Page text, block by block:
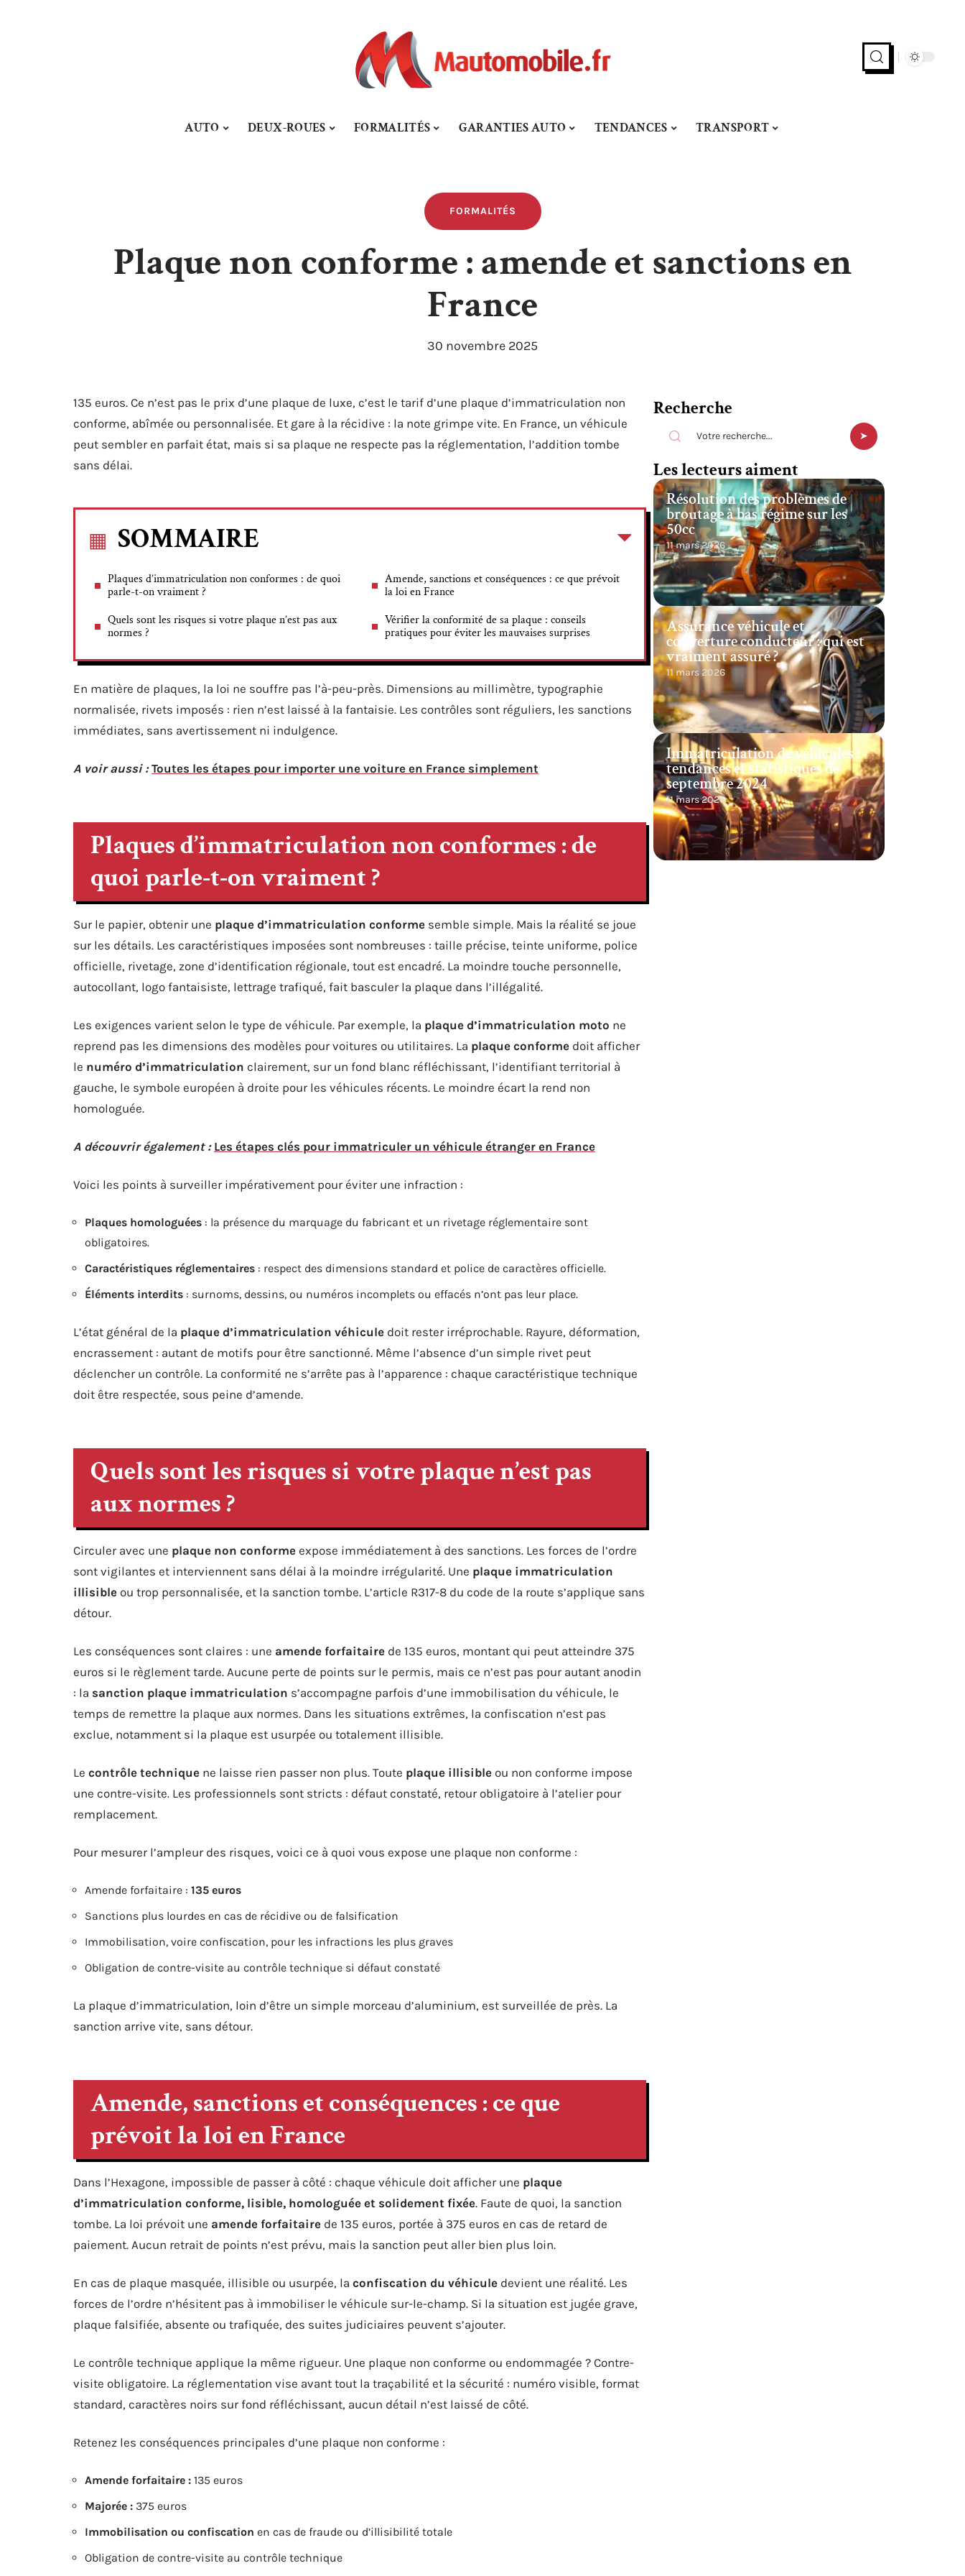
AUTO DEUX-ROUES FORMALITÉS GARANTIES AUTO TENDANCES TRANSPORT
FORMALITÉS
Plaque non conforme : amende et sanctions en
France
30 novembre 2025
135 euros. Ce n’est pas le prix d’une plaque de luxe, c’est le tarif d’une plaque d’immatriculation non
conforme, abîmée ou personnalisée. Et gare à la récidive : la note grimpe vite. En France, un véhicule
peut sembler en parfait état, mais si sa plaque ne respecte pas la réglementation, l’addition tombe
sans délai.
SOMMAIRE
Plaques d’immatriculation non conformes : de quoi
parle-t-on vraiment ?
Quels sont les risques si votre plaque n’est pas aux
normes ?
Amende, sanctions et conséquences : ce que prévoit
la loi en France
Vérifier la conformité de sa plaque : conseils
pratiques pour éviter les mauvaises surprises
En matière de plaques, la loi ne souffre pas l’à-peu-près. Dimensions au millimètre, typographie
normalisée, rivets imposés : rien n’est laissé à la fantaisie. Les contrôles sont réguliers, les sanctions
immédiates, sans avertissement ni indulgence.
A voir aussi : Toutes les étapes pour importer une voiture en France simplement
Plaques d’immatriculation non conformes : de
quoi parle-t-on vraiment ?
Sur le papier, obtenir une plaque d’immatriculation conforme semble simple. Mais la réalité se joue
sur les détails. Les caractéristiques imposées sont nombreuses : taille précise, teinte uniforme, police
officielle, rivetage, zone d’identification régionale, tout est encadré. La moindre touche personnelle,
autocollant, logo fantaisiste, lettrage trafiqué, fait basculer la plaque dans l’illégalité.
Les exigences varient selon le type de véhicule. Par exemple, la plaque d’immatriculation moto ne
reprend pas les dimensions des modèles pour voitures ou utilitaires. La plaque conforme doit afficher
le numéro d’immatriculation clairement, sur un fond blanc réfléchissant, l’identifiant territorial à
gauche, le symbole européen à droite pour les véhicules récents. Le moindre écart la rend non
homologuée.
A découvrir également : Les étapes clés pour immatriculer un véhicule étranger en France
Voici les points à surveiller impérativement pour éviter une infraction :
Plaques homologuées : la présence du marquage du fabricant et un rivetage réglementaire sont
obligatoires.
Caractéristiques réglementaires : respect des dimensions standard et police de caractères officielle.
Éléments interdits : surnoms, dessins, ou numéros incomplets ou effacés n’ont pas leur place.
L’état général de la plaque d’immatriculation véhicule doit rester irréprochable. Rayure, déformation,
encrassement : autant de motifs pour être sanctionné. Même l’absence d’un simple rivet peut
déclencher un contrôle. La conformité ne s’arrête pas à l’apparence : chaque caractéristique technique
doit être respectée, sous peine d’amende.
Quels sont les risques si votre plaque n’est pas
aux normes ?
Circuler avec une plaque non conforme expose immédiatement à des sanctions. Les forces de l’ordre
sont vigilantes et interviennent sans délai à la moindre irrégularité. Une plaque immatriculation
illisible ou trop personnalisée, et la sanction tombe. L’article R317-8 du code de la route s’applique sans
détour.
Les conséquences sont claires : une amende forfaitaire de 135 euros, montant qui peut atteindre 375
euros si le règlement tarde. Aucune perte de points sur le permis, mais ce n’est pas pour autant anodin
: la sanction plaque immatriculation s’accompagne parfois d’une immobilisation du véhicule, le
temps de remettre la plaque aux normes. Dans les situations extrêmes, la confiscation n’est pas
exclue, notamment si la plaque est usurpée ou totalement illisible.
Le contrôle technique ne laisse rien passer non plus. Toute plaque illisible ou non conforme impose
une contre-visite. Les professionnels sont stricts : défaut constaté, retour obligatoire à l’atelier pour
remplacement.
Pour mesurer l’ampleur des risques, voici ce à quoi vous expose une plaque non conforme :
Amende forfaitaire : 135 euros
Sanctions plus lourdes en cas de récidive ou de falsification
Immobilisation, voire confiscation, pour les infractions les plus graves
Obligation de contre-visite au contrôle technique si défaut constaté
La plaque d’immatriculation, loin d’être un simple morceau d’aluminium, est surveillée de près. La
sanction arrive vite, sans détour.
Amende, sanctions et conséquences : ce que
prévoit la loi en France
Dans l’Hexagone, impossible de passer à côté : chaque véhicule doit afficher une plaque
d’immatriculation conforme, lisible, homologuée et solidement fixée. Faute de quoi, la sanction
tombe. La loi prévoit une amende forfaitaire de 135 euros, portée à 375 euros en cas de retard de
paiement. Aucun retrait de points n’est prévu, mais la sanction peut aller bien plus loin.
En cas de plaque masquée, illisible ou usurpée, la confiscation du véhicule devient une réalité. Les
forces de l’ordre n’hésitent pas à immobiliser le véhicule sur-le-champ. Si la situation est jugée grave,
plaque falsifiée, absente ou trafiquée, des suites judiciaires peuvent s’ajouter.
Le contrôle technique applique la même rigueur. Une plaque non conforme ou endommagée ? Contre-
visite obligatoire. La réglementation vise avant tout la traçabilité et la sécurité : numéro visible, format
standard, caractères noirs sur fond réfléchissant, aucun détail n’est laissé de côté.
Retenez les conséquences principales d’une plaque non conforme :
Amende forfaitaire : 135 euros
Majorée : 375 euros
Immobilisation ou confiscation en cas de fraude ou d’illisibilité totale
Obligation de contre-visite au contrôle technique
Recherche
Les lecteurs aiment
Résolution des problèmes de
broutage à bas régime sur les
50cc
11 mars 2026
Assurance véhicule et
couverture conducteur : qui est
vraiment assuré ?
11 mars 2026
Immatriculation de véhicules :
tendances et statistiques de
septembre 2024
11 mars 2026